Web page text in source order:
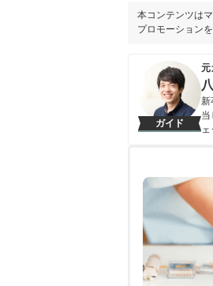
本コンテンツは
プロモーションを
ガイド
元
新